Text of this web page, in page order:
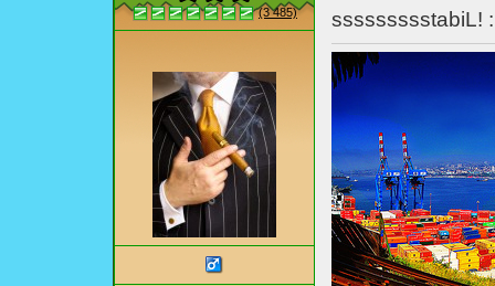
(3 485) ssssssssstabiL!